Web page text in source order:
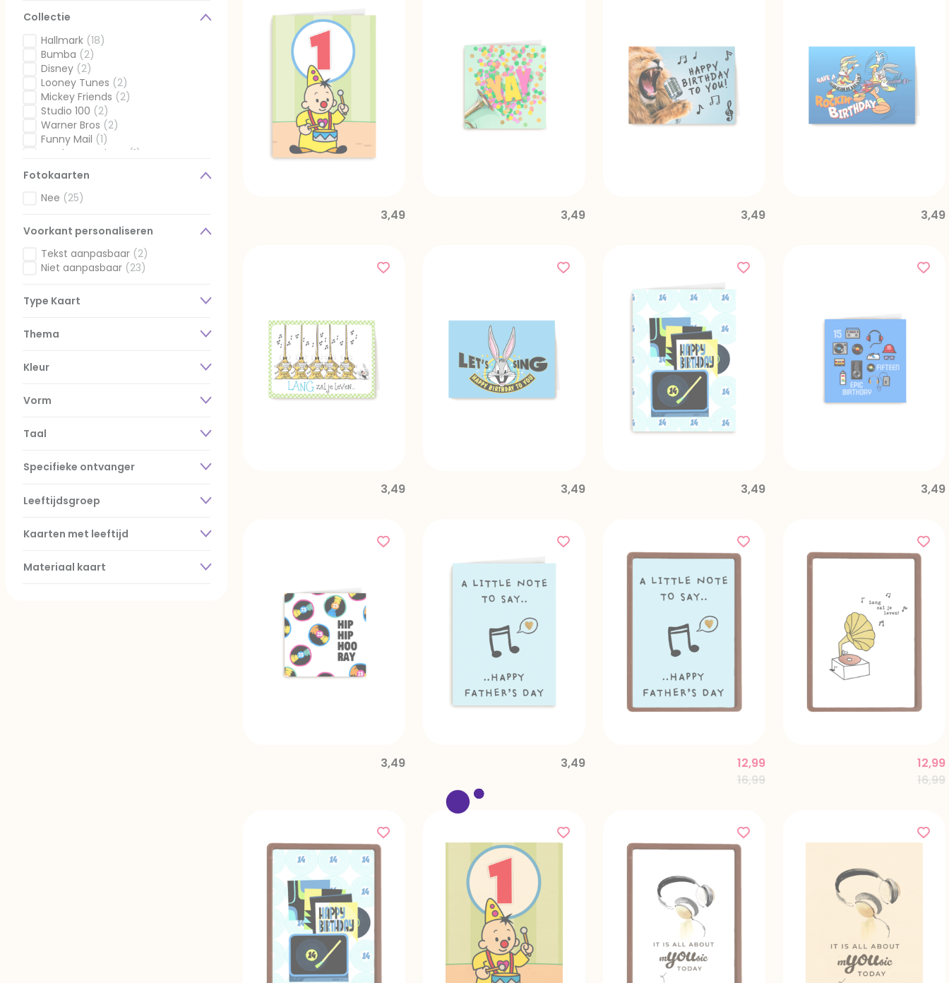
Collectie
Hallmark (18)
Gefilterd op Collectie: Hallmark
Bumba (2)
Gefilterd op Collectie: Bumba
Disney (2)
Gefilterd op Collectie: Disney
Looney Tunes (2)
Gefilterd op Collectie: Looney Tunes
Mickey Friends (2)
Gefilterd op Collectie: Mickey Friends
Studio 100 (2)
Gefilterd op Collectie: Studio 100
Warner Bros (2)
Gefilterd op Collectie: Warner Bros
Funny Mail (1)
Gefilterd op Collectie: Funny Mail
Zeg het vandaag
(1)
Fotokaarten
Nee (25)
Voorkant personaliseren
Tekst aanpasbaar (2)
Gefilterd op Voorkant personaliseren: Tekst aanpasbaar
Niet aanpasbaar (23)
Type Kaart
Thema
Kleur
Vorm
Taal
Specifieke ontvanger
Leeftijdsgroep
Kaarten met leeftijd
Materiaal kaart
3,49 3,49 3,49 3,49
3,49 3,49 3,49 3,49
3,49
3,49
Price reduced from
16,99to
12,99
16,99
12,99